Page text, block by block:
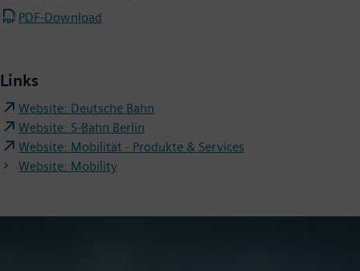
PDF-Download
Links
Website: Deutsche Bahn
Website: S-Bahn Berlin
Website: Mobilität - Produkte & Services
Website: Mobility